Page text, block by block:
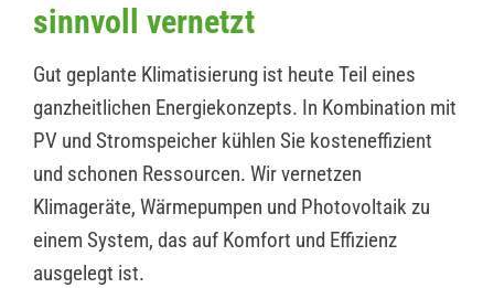
sinnvoll vernetzt
Gut geplante Klimatisierung ist heute Teil eines
ganzheitlichen Energiekonzepts. In Kombination mit
PV und Stromspeicher kühlen Sie kosteneffizient
und schonen Ressourcen. Wir vernetzen
Klimageräte, Wärmepumpen und Photovoltaik zu
einem System, das auf Komfort und Effizienz
ausgelegt ist.